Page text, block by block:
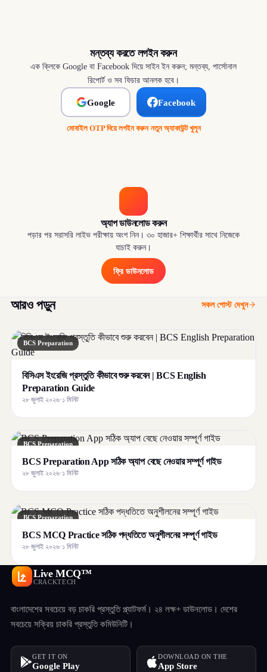
মন্তব্য করতে লগইন করুন
এক ক্লিকে Google বা Facebook দিয়ে সাইন ইন করুন; মন্তব্য, পার্সোনাল
রিপোর্ট ও সব ফিচার আনলক হবে।
Google Facebook
মোবাইল OTP দিয়ে লগইন করুন·নতুন অ্যাকাউন্ট খুলুন
অ্যাপ ডাউনলোড করুন
পড়ার পর সরাসরি লাইভ পরীক্ষায় অংশ নিন। ৩০ হাজার+ শিক্ষার্থীর সাথে নিজেকে
যাচাই করুন।
ফ্রি ডাউনলোড
আরও পড়ুন সকল পোস্ট দেখুন
BCS Preparation
বিসিএস ইংরেজি প্রস্তুতি কীভাবে শুরু করবেন | BCS English
Preparation Guide
২৮ জুলাই ২০২৬·১ মিনিট
BCS Preparation
BCS Preparation App সঠিক অ্যাপ বেছে নেওয়ার সম্পূর্ণ গাইড
২৮ জুলাই ২০২৬·১ মিনিট
BCS Preparation
BCS MCQ Practice সঠিক পদ্ধতিতে অনুশীলনের সম্পূর্ণ গাইড
২৮ জুলাই ২০২৬·১ মিনিট
Live MCQ™
CRACKTECH
বাংলাদেশের সবচেয়ে বড় চাকরি প্রস্তুতি প্ল্যাটফর্ম। ২৪ লক্ষ+ ডাউনলোড। দেশের
সবচেয়ে সক্রিয় চাকরি প্রস্তুতি কমিউনিটি।
GET IT ON
Google Play
DOWNLOAD ON THE
App Store